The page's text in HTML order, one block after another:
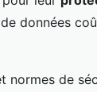
données
normes de